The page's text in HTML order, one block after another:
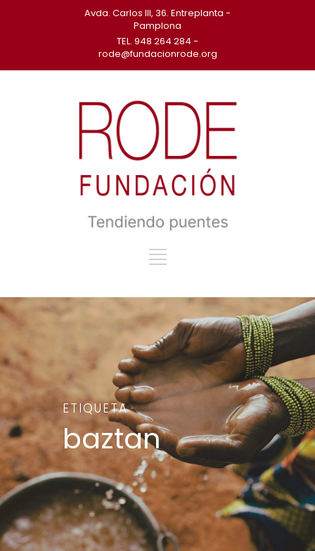
Avda. Carlos III, 36. Entreplanta -
Pamplona
TEL. 948 264 284 -
rode@fundacionrode.org
ETIQUETA
baztan